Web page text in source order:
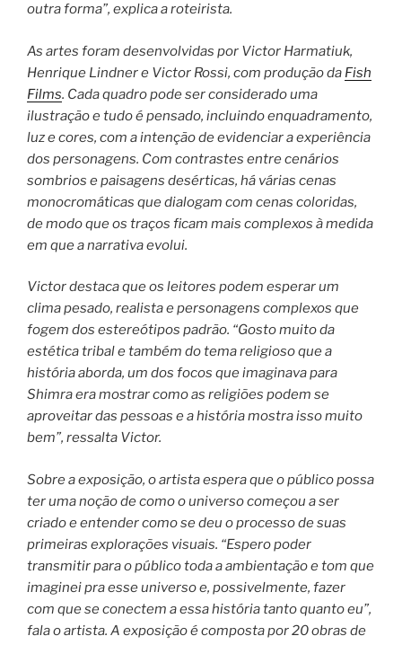
outra forma”, explica a roteirista.
As artes foram desenvolvidas por Victor Harmatiuk,
Henrique Lindner e Victor Rossi, com produção da Fish
Films. Cada quadro pode ser considerado uma
ilustração e tudo é pensado, incluindo enquadramento,
luz e cores, com a intenção de evidenciar a experiência
dos personagens. Com contrastes entre cenários
sombrios e paisagens desérticas, há várias cenas
monocromáticas que dialogam com cenas coloridas,
de modo que os traços ficam mais complexos à medida
em que a narrativa evolui.
Victor destaca que os leitores podem esperar um
clima pesado, realista e personagens complexos que
fogem dos estereótipos padrão. “Gosto muito da
estética tribal e também do tema religioso que a
história aborda, um dos focos que imaginava para
Shimra era mostrar como as religiões podem se
aproveitar das pessoas e a história mostra isso muito
bem”, ressalta Victor.
Sobre a exposição, o artista espera que o público possa
ter uma noção de como o universo começou a ser
criado e entender como se deu o processo de suas
primeiras explorações visuais. “Espero poder
transmitir para o público toda a ambientação e tom que
imaginei pra esse universo e, possivelmente, fazer
com que se conectem a essa história tanto quanto eu”,
fala o artista. A exposição é composta por 20 obras de